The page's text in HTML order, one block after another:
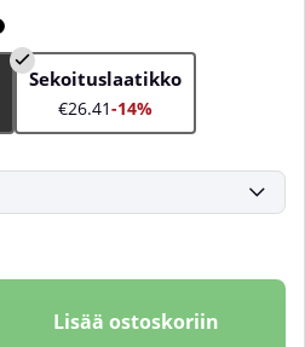
Sekoituslaatikko
€26.41-14%
Lisää ostoskoriin